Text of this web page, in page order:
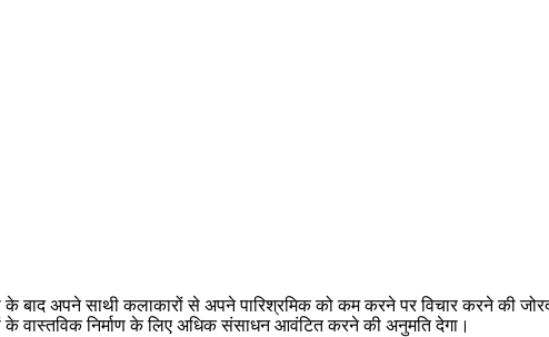
के बाद अपने साथी कलाकारों से अपने पारिश्रमिक को कम करने पर विचार करने की
के वास्तविक निर्माण के लिए अधिक संसाधन आवंटित करने की अनुमति देगा।